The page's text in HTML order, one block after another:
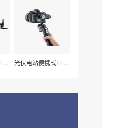
扫
光伏电站便携式EL检